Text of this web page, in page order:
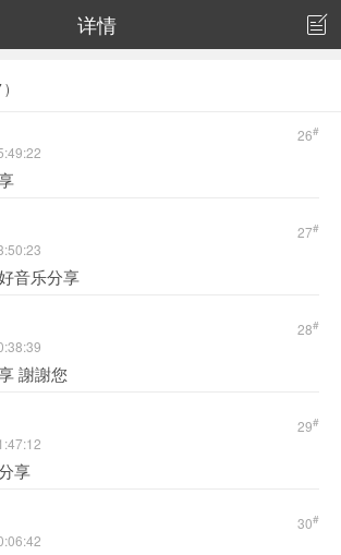
详情 
)
26#
27#
音乐分享
28#
謝謝您
29#
享
30#